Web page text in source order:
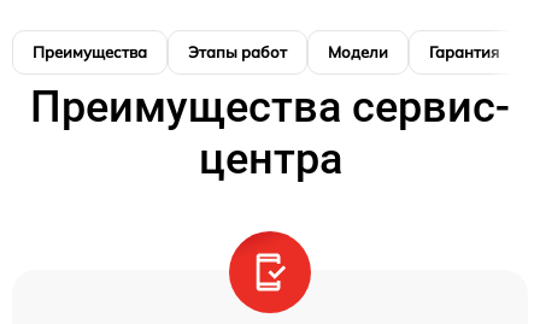
Преимущества Этапы работ Модели Гарантия
Преимущества сервис-
центра